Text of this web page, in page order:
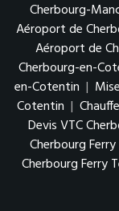
Cherbourg-
Aéroport de
Aéroport de
Cherbourg-en-
en-Cotentin |
Cotentin |
Devis VTC
Cherbourg
Cherbourg Ferry